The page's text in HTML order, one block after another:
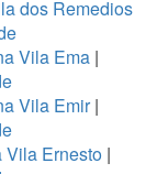
dos Remedios
Vila Ema |
Vila Emir|
Vila Ernesto |